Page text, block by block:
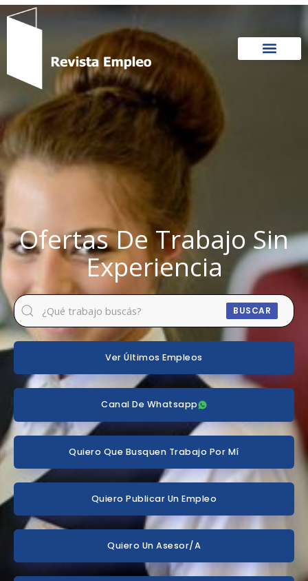
Ir
Ofertas De Trabajo Sin
Experiencia
BUSCAR
Ver Últimos Empleos
Canal De Whatsapp
Quiero Que Busquen Trabajo Por Mí
Quiero Publicar Un Empleo
Quiero Un Asesor/a